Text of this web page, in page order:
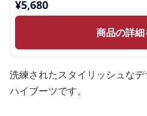
¥5,680
商品の詳細
洗練されたスタイリッシュな
ハイブーツです。